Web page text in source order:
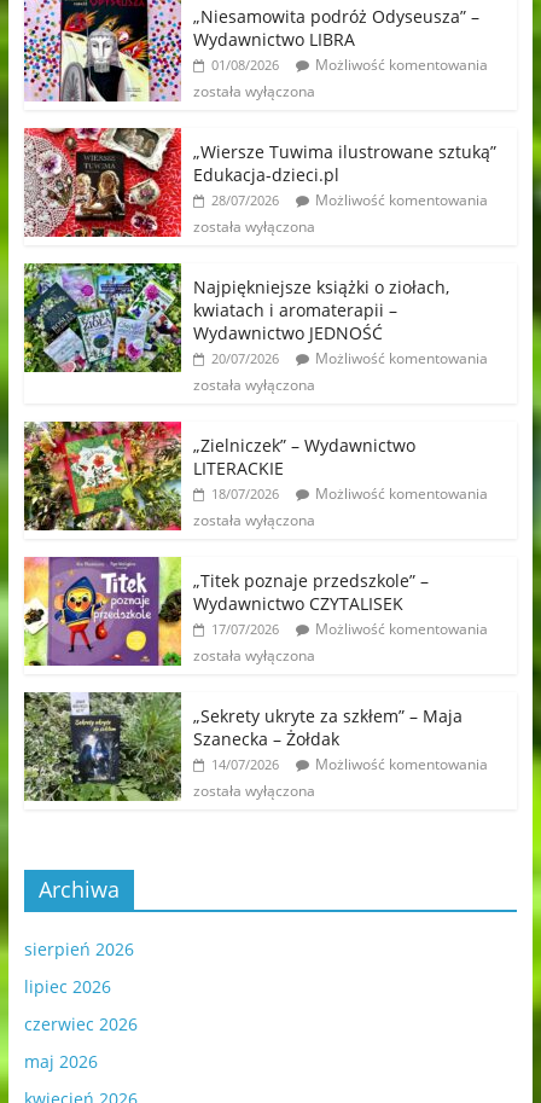
„Niesamowita podróż Odyseusza” –
Wydawnictwo LIBRA
01/08/2026
Możliwość komentowania
została wyłączona
„Wiersze Tuwima ilustrowane sztuką”
Edukacja-dzieci.pl
28/07/2026
Możliwość komentowania
została wyłączona
Najpiękniejsze książki o ziołach,
kwiatach i aromaterapii –
Wydawnictwo JEDNOŚĆ
20/07/2026
Możliwość komentowania
została wyłączona
„Zielniczek” – Wydawnictwo
LITERACKIE
18/07/2026
Możliwość komentowania
została wyłączona
„Titek poznaje przedszkole” –
Wydawnictwo CZYTALISEK
17/07/2026
Możliwość komentowania
została wyłączona
„Sekrety ukryte za szkłem” – Maja
Szanecka – Żołdak
14/07/2026
Możliwość komentowania
została wyłączona
Archiwa
sierpień 2026
lipiec 2026
czerwiec 2026
maj 2026